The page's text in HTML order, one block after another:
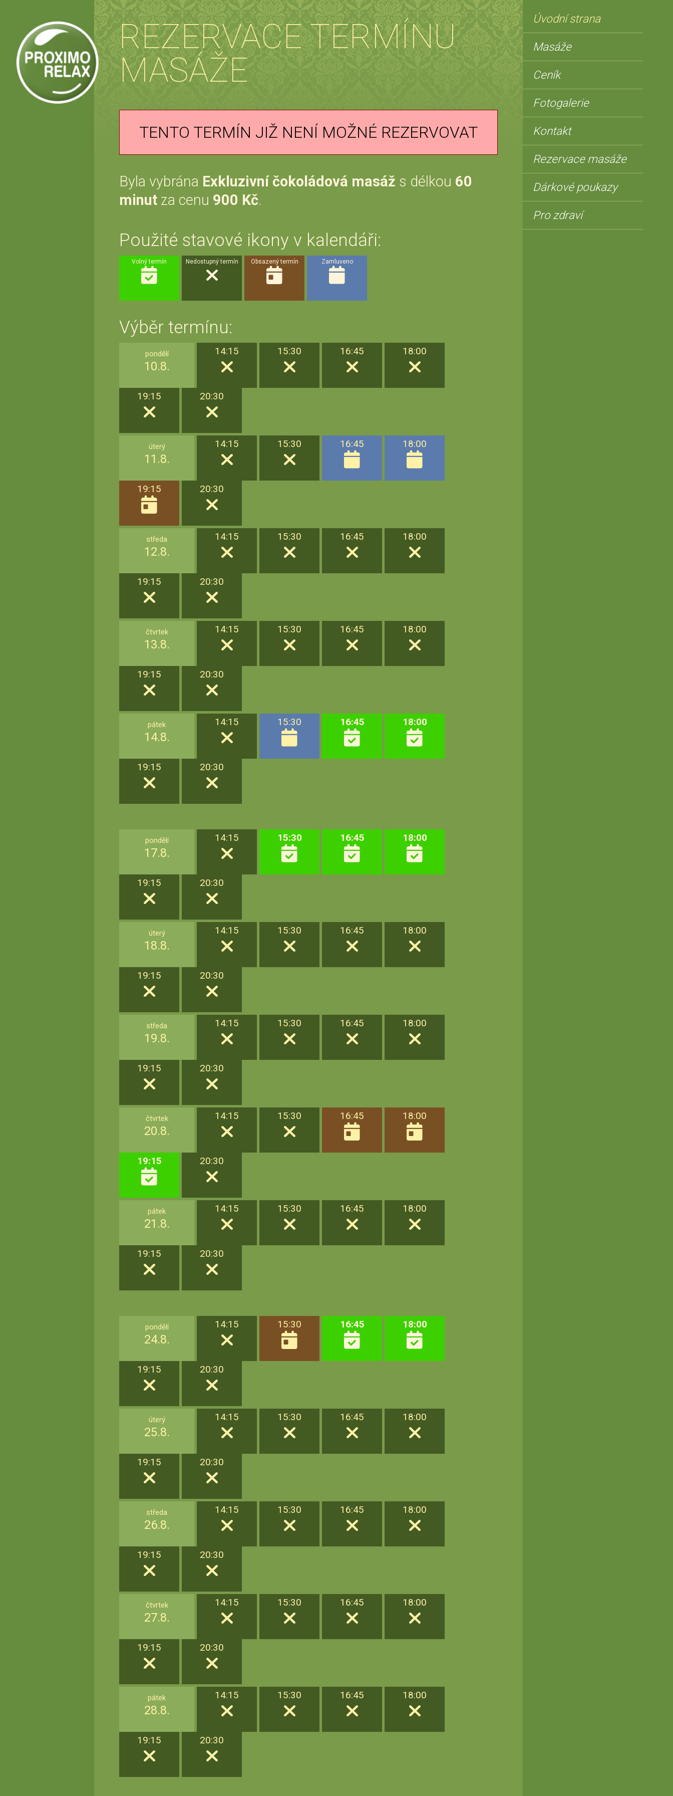
Úvodní strana
Masáže
Ceník
Fotogalerie
Kontakt
Rezervace masáže
Dárkové poukazy
Pro zdraví
REZERVACE TERMÍNU
MASÁŽE
TENTO TERMÍN JIŽ NENÍ MOŽNÉ REZERVOVAT
Byla vybrána Exkluzivní čokoládová masáž s délkou 60
minut za cenu 900 Kč.
Použité stavové ikony v kalendáři:
Volný termín Nedostupný termín Obsazený termín Zamluveno
Výběr termínu:
pondělí
10.8.
14:15 15:30 16:45 18:00
19:15 20:30
úterý
11.8.
14:15 15:30 16:45 18:00
19:15 20:30
středa
12.8.
14:15 15:30 16:45 18:00
19:15 20:30
čtvrtek
13.8.
14:15 15:30 16:45 18:00
19:15 20:30
pátek
14.8.
14:15 15:30 16:45 18:00
19:15 20:30
pondělí
17.8.
14:15 15:30 16:45 18:00
19:15 20:30
úterý
18.8.
14:15 15:30 16:45 18:00
19:15 20:30
středa
19.8.
14:15 15:30 16:45 18:00
19:15 20:30
čtvrtek
20.8.
14:15 15:30 16:45 18:00
19:15 20:30
pátek
21.8.
14:15 15:30 16:45 18:00
19:15 20:30
pondělí
24.8.
14:15 15:30 16:45 18:00
19:15 20:30
úterý
25.8.
14:15 15:30 16:45 18:00
19:15 20:30
středa
26.8.
14:15 15:30 16:45 18:00
19:15 20:30
čtvrtek
27.8.
14:15 15:30 16:45 18:00
19:15 20:30
pátek
28.8.
14:15 15:30 16:45 18:00
19:15 20:30